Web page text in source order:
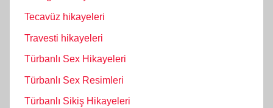
Tecavüz hikayeleri
Travesti hikayeleri
Türbanlı Sex Hikayeleri
Türbanlı Sex Resimleri
Türbanlı Sikiş Hikayeleri